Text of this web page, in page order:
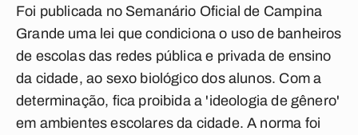
Foi publicada no Semanário Oficial de Campina
Grande uma lei que condiciona o uso de banheiros
de escolas das redes pública e privada de ensino
da cidade, ao sexo biológico dos alunos. Com a
determinação, fica proibida a 'ideologia de gênero'
em ambientes escolares da cidade. A norma foi